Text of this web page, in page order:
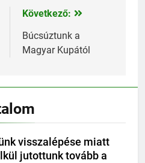
Következő:
Búcsúztunk a
Magyar Kupától
visszalépése miatt
jutottunk tovább a